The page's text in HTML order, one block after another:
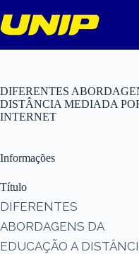
para
o
DIFERENTES
DISTÂNCIA MEDIADA
INTERNET
Informações
Título
DIFERENTES
ABORDAGENS DA
EDUCAÇÃO A